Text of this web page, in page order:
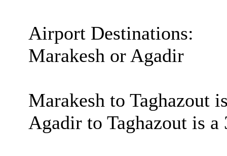
Airport Destinations:
Marakesh or Agadir
Marakesh to Taghazout
Agadir to Taghazout is